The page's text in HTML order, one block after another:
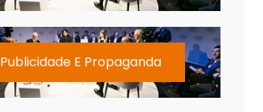
Publicidade E Propaganda